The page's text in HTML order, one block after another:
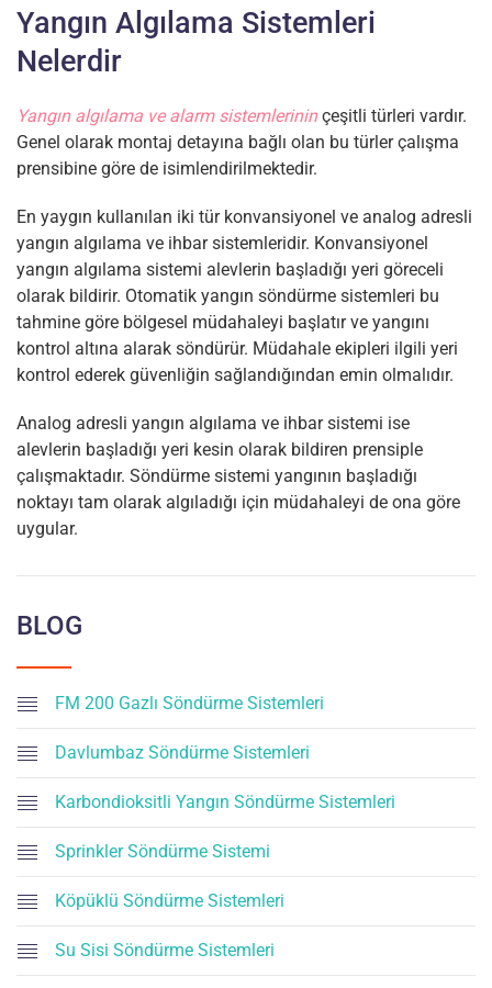
Yangın Algılama Sistemleri
Nelerdir
Yangın algılama ve alarm sistemlerinin çeşitli türleri vardır.
Genel olarak montaj detayına bağlı olan bu türler çalışma
prensibine göre de isimlendirilmektedir.
En yaygın kullanılan iki tür konvansiyonel ve analog adresli
yangın algılama ve ihbar sistemleridir. Konvansiyonel
yangın algılama sistemi alevlerin başladığı yeri göreceli
olarak bildirir. Otomatik yangın söndürme sistemleri bu
tahmine göre bölgesel müdahaleyi başlatır ve yangını
kontrol altına alarak söndürür. Müdahale ekipleri ilgili yeri
kontrol ederek güvenliğin sağlandığından emin olmalıdır.
Analog adresli yangın algılama ve ihbar sistemi ise
alevlerin başladığı yeri kesin olarak bildiren prensiple
çalışmaktadır. Söndürme sistemi yangının başladığı
noktayı tam olarak algıladığı için müdahaleyi de ona göre
uygular.
BLOG
FM 200 Gazlı Söndürme Sistemleri
Davlumbaz Söndürme Sistemleri
Karbondioksitli Yangın Söndürme Sistemleri
Sprinkler Söndürme Sistemi
Köpüklü Söndürme Sistemleri
Su Sisi Söndürme Sistemleri